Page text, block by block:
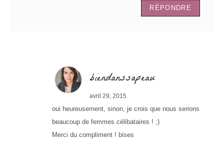
RÉPONDRE
biendanssapeau
avril 29, 2015
oui heureusement, sinon, je crois que nous serions
beaucoup de femmes célibataires ! ;)
Merci du compliment ! bises